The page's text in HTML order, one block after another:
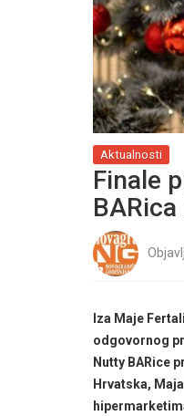
Aktualnosti
Finale
Iza Maje
odgovornog
Nutty BARice
Hrvatska,